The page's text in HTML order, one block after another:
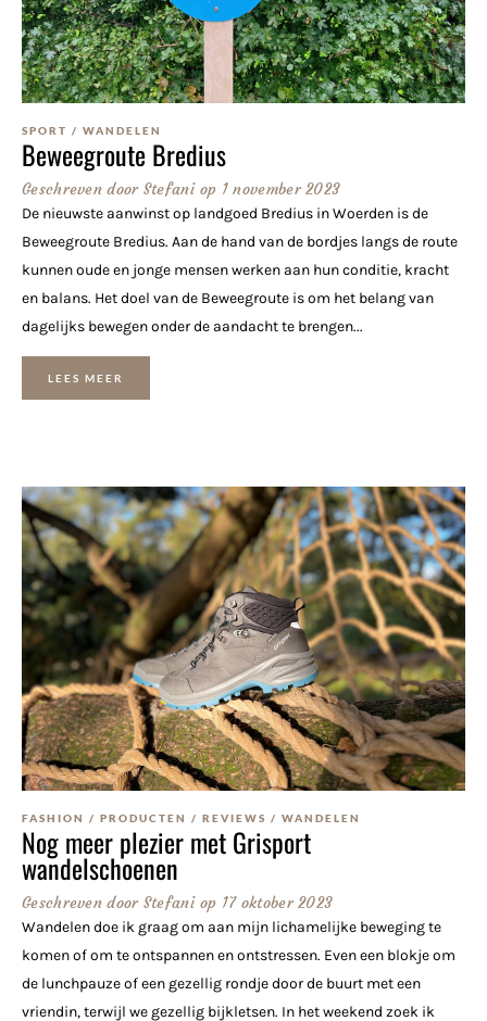
SPORT / WANDELEN
Beweegroute Bredius
Geschreven doorStefani op 1 november 2023
De nieuwste aanwinst op landgoed Bredius in Woerden is de
Beweegroute Bredius. Aan de hand van de bordjes langs de route
kunnen oude en jonge mensen werken aan hun conditie, kracht
en balans. Het doel van de Beweegroute is om het belang van
dagelijks bewegen onder de aandacht te brengen...
LEES MEER
FASHION / PRODUCTEN / REVIEWS / WANDELEN
Nog meer plezier met Grisport
wandelschoenen
Geschreven doorStefani op 17 oktober 2023
Wandelen doe ik graag om aan mijn lichamelijke beweging te
komen of om te ontspannen en ontstressen. Even een blokje om
de lunchpauze of een gezellig rondje door de buurt met een
vriendin, terwijl we gezellig bijkletsen. In het weekend zoek ik